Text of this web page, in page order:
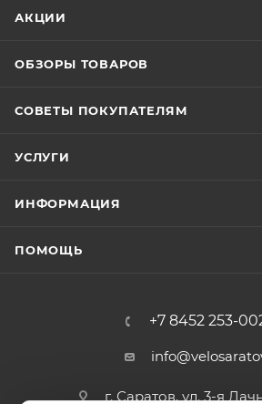
АКЦИИ
ОБЗОРЫ ТОВАРОВ
СОВЕТЫ ПОКУПАТЕЛЯМ
УСЛУГИ
ИНФОРМАЦИЯ
ПОМОЩЬ
+7 8452 253-
г. Саратов, ул. 3-я